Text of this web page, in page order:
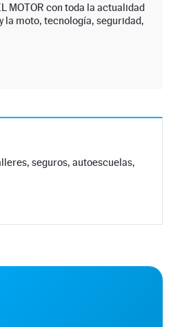
MOTOR con toda la actualidad
la moto, tecnología, seguridad,
seguros, autoescuelas,